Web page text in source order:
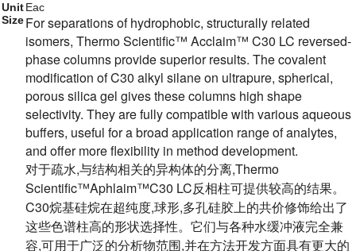
Unit
Size
Eac
For separations of hydrophobic, structurally related
isomers, Thermo Scientific™ Acclaim™ C30 LC reversed-
phase columns provide superior results. The covalent
modification of C30 alkyl silane on ultrapure, spherical,
porous silica gel gives these columns high shape
selectivity. They are fully compatible with various aqueous
buffers, useful for a broad application range of analytes,
and offer more flexibility in method development.
对于疏水,与结构相关的异构体的分离,Thermo
Scientific™Aphlaim™C30 LC反相柱可提供较高的结果。
C30烷基硅烷在超纯度,球形,多孔硅胶上的共价修饰给出了
这些色谱柱高的形状选择性。它们与各种水缓冲液完全兼
容,可用于广泛的分析物范围,并在方法开发方面具有更大的